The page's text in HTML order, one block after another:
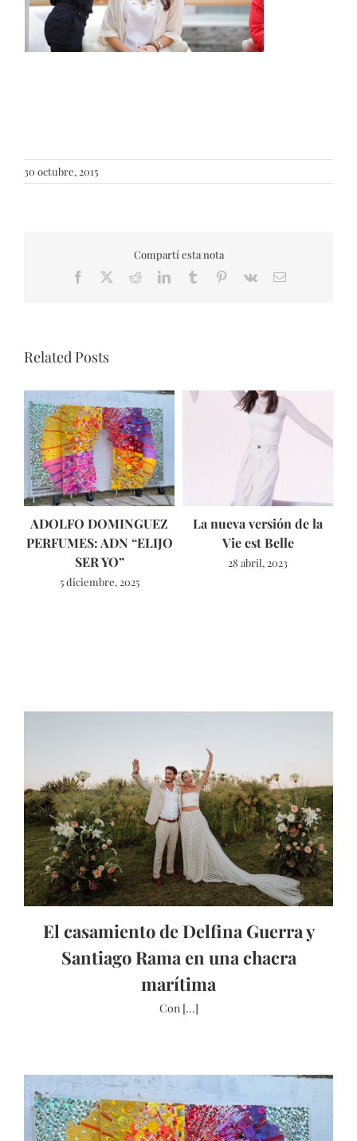
30 octubre, 2015
Compartí esta nota
Facebook RedditLinkedInTumblr Pinterest
Vk Email
Related Posts
ADOLFO DOMINGUEZ
PERFUMES: ADN “ELIJO
SER YO”
5 diciembre, 2025
La nueva versión de la
Vie est Belle
28 abril, 2023
El casamiento de Delfina Guerra y
Santiago Rama en una chacra
marítima
Con [...]